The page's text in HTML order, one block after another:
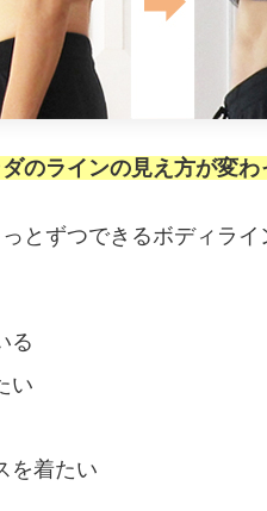
のラインの見え方が変わ
とずつできるボディラ
る
い
を着たい